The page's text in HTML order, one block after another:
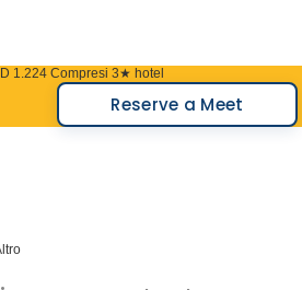
1.224 Compresi 3★ hotel
Reserve a Meet